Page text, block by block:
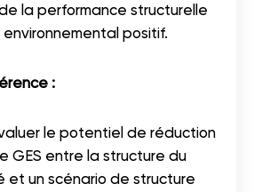
la performance structurelle
positif.
:
le potentiel de réduction
GES entre la structure du
et un scénario de structure